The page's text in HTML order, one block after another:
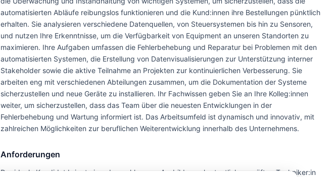
automatisierten Abläufe reibungslos funktionieren und die Kund:innen ihre Bestellungen pünktlich
erhalten. Sie analysieren verschiedene Datenquellen, von Steuersystemen bis hin zu Sensoren,
und nutzen Ihre Erkenntnisse, um die Verfügbarkeit von Equipment an unseren Standorten zu
maximieren. Ihre Aufgaben umfassen die Fehlerbehebung und Reparatur bei Problemen mit den
automatisierten Systemen, die Erstellung von Datenvisualisierungen zur Unterstützung interner
Stakeholder sowie die aktive Teilnahme an Projekten zur kontinuierlichen Verbesserung. Sie
arbeiten eng mit verschiedenen Abteilungen zusammen, um die Dokumentation der Systeme
sicherzustellen und neue Geräte zu installieren. Ihr Fachwissen geben Sie an Ihre Kolleg:innen
weiter, um sicherzustellen, dass das Team über die neuesten Entwicklungen in der
Fehlerbehebung und Wartung informiert ist. Das Arbeitsumfeld ist dynamisch und innovativ, mit
zahlreichen Möglichkeiten zur beruflichen Weiterentwicklung innerhalb des Unternehmens.
Anforderungen
Der ideale Kandidat bringt eine abgeschlossene Ausbildung als staatlich geprüfte:r Techniker:in